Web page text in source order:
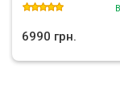
6990 грн.